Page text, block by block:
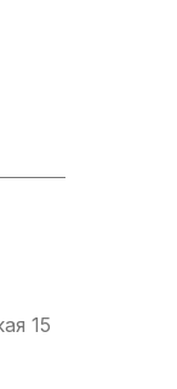
как15